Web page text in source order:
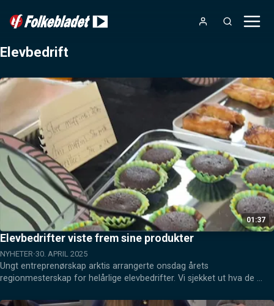
Elevbedrift
01:37
Elevbedrifter viste frem sine produkter
NYHETER 30. APRIL 2025
Ungt entreprenørskap arktis arrangerte onsdag årets
regionmesterskap for helårlige elevbedrifter. Vi sjekket ut hva de